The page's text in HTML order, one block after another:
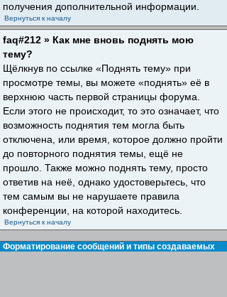
получения дополнительной информации.
Вернуться к началу
faq#212 » Как мне вновь поднять мою
тему?
Щёлкнув по ссылке «Поднять тему» при
просмотре темы, вы можете «поднять» её в
верхнюю часть первой страницы форума.
Если этого не происходит, то это означает, что
возможность поднятия тем могла быть
отключена, или время, которое должно пройти
до повторного поднятия темы, ещё не
прошло. Также можно поднять тему, просто
ответив на неё, однако удостоверьтесь, что
тем самым вы не нарушаете правила
конференции, на которой находитесь.
Вернуться к началу
Форматирование сообщений и типы создаваемых